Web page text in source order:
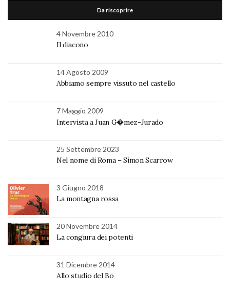
Da riscoprire
4 Novembre 2010
Il diacono
14 Agosto 2009
Abbiamo sempre vissuto nel castello
7 Maggio 2009
Intervista a Juan G�mez-Jurado
25 Settembre 2023
Nel nome di Roma – Simon Scarrow
3 Giugno 2018
La montagna rossa
20 Novembre 2014
La congiura dei potenti
31 Dicembre 2014
Allo studio del Bo